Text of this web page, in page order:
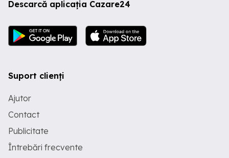
Descarcă aplicația Cazare24
Suport clienți
Ajutor
Contact
Publicitate
Întrebări frecvente